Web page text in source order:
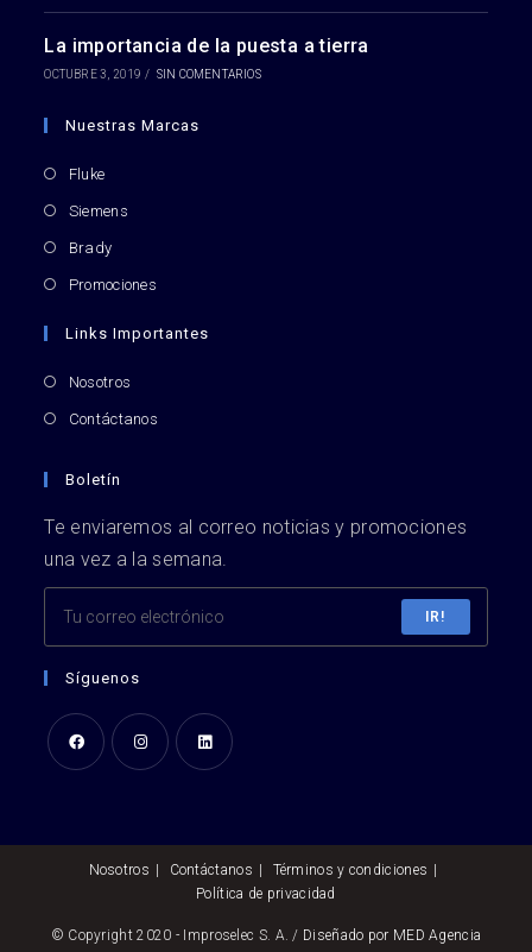
La importancia de la puesta a tierra
OCTUBRE 3, 2019 / SIN COMENTARIOS
Nuestras Marcas
FlukeSe
en
una
nueva
SiemensSe
una
pestaña
BradySe
en
una
pestaña
Promociones
en
pestaña
Links Importantes
Nosotros
Contáctanos
Boletín
Te enviaremos al correo noticias y promociones
una vez a la semana.
IR!
Síguenos
una
una
nueva
Nosotros Contáctanos
Términos y condiciones
Política de privacidad
© Copyright 2020 - Improselec S. A. / Diseñado por MED Agencia